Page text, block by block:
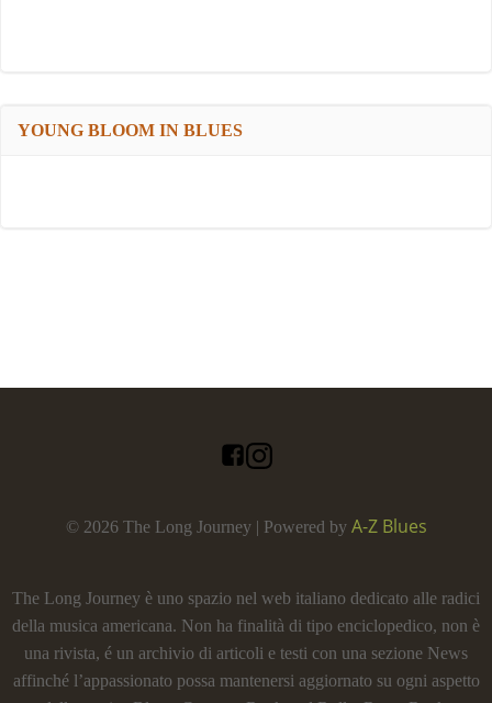
YOUNG BLOOM IN BLUES
© 2026 The Long Journey | Powered by A-Z Blues
The Long Journey è uno spazio nel web italiano dedicato alle radici
della musica americana. Non ha finalità di tipo enciclopedico, non è
una rivista, é un archivio di articoli e testi con una sezione News
affinché l’appassionato possa mantenersi aggiornato su ogni aspetto